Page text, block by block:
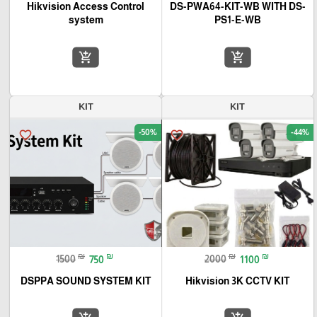
DS-PWA64-KIT-WB WITH DS-
PS1-E-WB
add_shopping_cart
Hikvision Access Control
system
add_shopping_cart
KIT
favorite_border -44%
2000 ₪ 1100 ₪
Hikvision 3K CCTV KIT
KIT
favorite_border -50%
1500 ₪ 750 ₪
DSPPA SOUND SYSTEM KIT